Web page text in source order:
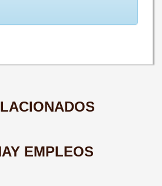
EMPLEOS